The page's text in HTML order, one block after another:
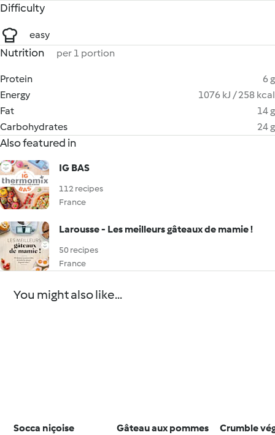
Difficulty
easy
Nutrition per 1 portion
Protein
6 g
Energy
1076 kJ / 258 kcal
Fat
14 g
Carbohydrates
24 g
Also featured in
IG BAS
112 recipes
France
Larousse - Les meilleurs gâteaux de mamie !
50 recipes
France
You might also like...
Socca niçoise
Gâteau aux pommes
Crumble